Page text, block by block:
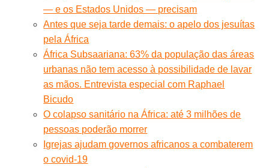
— e os Estados Unidos — precisam
Antes que seja tarde demais: o apelo dos jesuítas
pela África
África Subsaariana: 63% da população das áreas
urbanas não tem acesso à possibilidade de lavar
as mãos. Entrevista especial com Raphael
Bicudo
O colapso sanitário na África: até 3 milhões de
pessoas poderão morrer
Igrejas ajudam governos africanos a combaterem
o covid-19